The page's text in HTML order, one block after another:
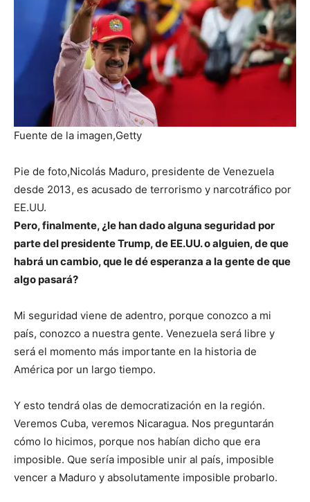
Fuente de la imagen,Getty
Pie de foto,Nicolás Maduro, presidente de Venezuela
desde 2013, es acusado de terrorismo y narcotráfico por
EE.UU.
Pero, finalmente, ¿le han dado alguna seguridad por
parte del presidente Trump, de EE.UU. o alguien, de que
habrá un cambio, que le dé esperanza a la gente de que
algo pasará?
Mi seguridad viene de adentro, porque conozco a mi
país, conozco a nuestra gente. Venezuela será libre y
será el momento más importante en la historia de
América por un largo tiempo.
Y esto tendrá olas de democratización en la región.
Veremos Cuba, veremos Nicaragua. Nos preguntarán
cómo lo hicimos, porque nos habían dicho que era
imposible. Que sería imposible unir al país, imposible
vencer a Maduro y absolutamente imposible probarlo.